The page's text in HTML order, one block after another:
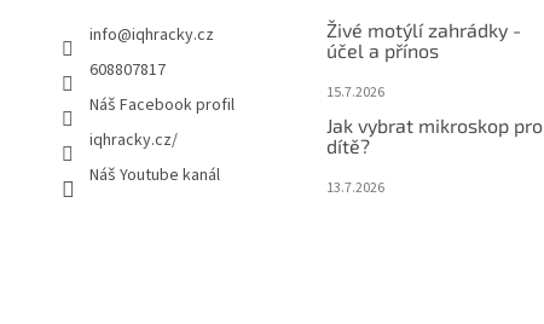
info@iqhracky.cz
608807817
Náš Facebook profil
iqhracky.cz/
Náš Youtube kanál
Živé motýlí zahrádky -
účel a přínos
15.7.2026
Jak vybrat mikroskop pro
dítě?
13.7.2026